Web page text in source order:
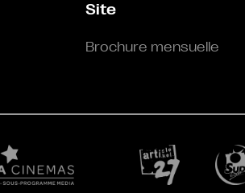
Site
Brochure mensuelle